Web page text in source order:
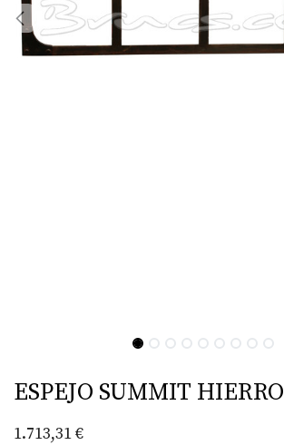
ESPEJO SUMMIT HIERRO
1.713,31€